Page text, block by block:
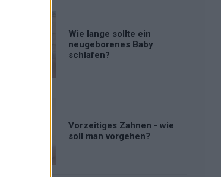
Wie lange sollte ein
neugeborenes Baby
schlafen?
Vorzeitiges Zahnen - wie
soll man vorgehen?